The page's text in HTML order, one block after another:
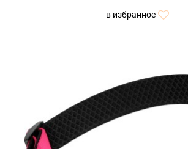
в избранное